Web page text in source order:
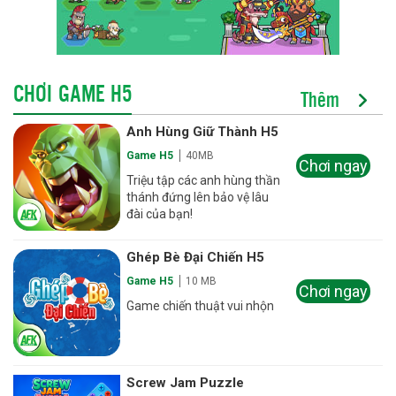
CHƠI GAME H5 Thêm
Anh Hùng Giữ Thành H5
Game H5 40MB
Triệu tập các anh hùng thần
thánh đứng lên bảo vệ lâu
đài của bạn!
Chơi ngay
Ghép Bè Đại Chiến H5
Game H5 10 MB
Game chiến thuật vui nhộn
Chơi ngay
Screw Jam Puzzle